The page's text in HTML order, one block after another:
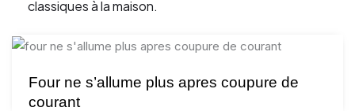
classiques à la maison.
Four ne s’allume plus apres coupure de
courant